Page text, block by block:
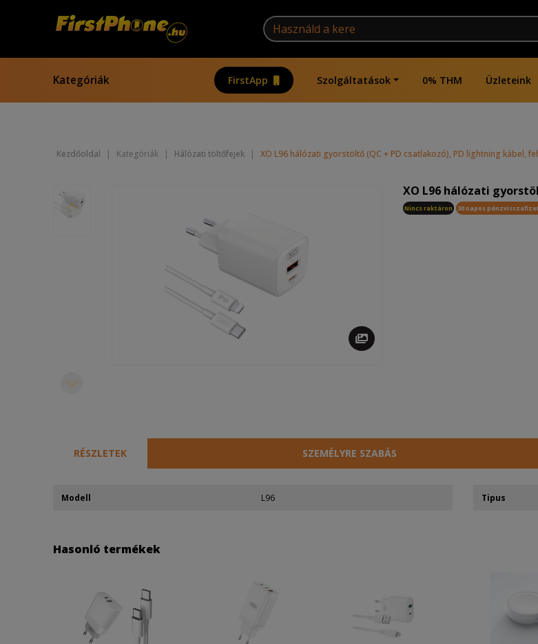
Kategóriák FirstApp Szolgáltatások 0% THM Üzleteink
Kezdőoldal | Kategóriák | Hálózati töltőfejek | XO L96 hálózati gyorstöltő (QC + PD csatlakozó), PD lightning kábel,
XO L96 hálózati
Nincs raktáron 30 napos
RÉSZLETEK SZEMÉLYRE SZABÁS
Modell L96 Tipus
Hasonló termékek